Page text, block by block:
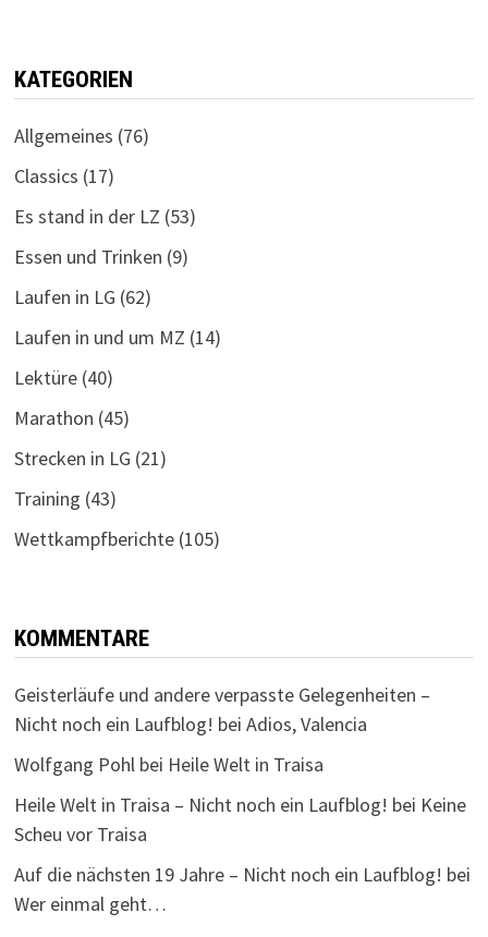
KATEGORIEN
Allgemeines (76)
Classics (17)
Es stand in der LZ (53)
Essen und Trinken (9)
Laufen in LG (62)
Laufen in und um MZ (14)
Lektüre(40)
Marathon (45)
Strecken in LG (21)
Training (43)
Wettkampfberichte(105)
KOMMENTARE
Geisterläufe und andere verpasste Gelegenheiten –
Nicht noch ein Laufblog! bei Adios, Valencia
Wolfgang Pohlbei Heile Welt in Traisa
Heile Welt in Traisa – Nicht noch ein Laufblog! bei Keine
Scheu vor Traisa
Auf die nächsten 19 Jahre – Nicht noch ein Laufblog! bei
Wer einmal geht…